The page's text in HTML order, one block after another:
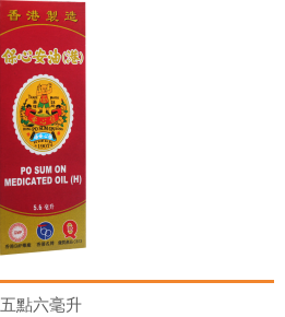
五點六毫升